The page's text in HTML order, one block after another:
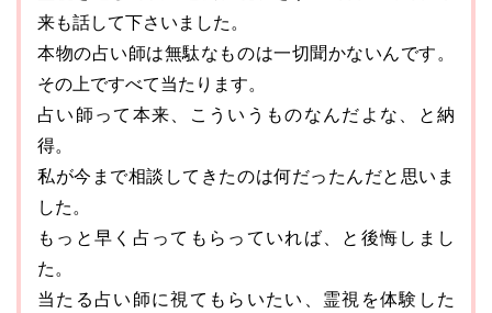
来も話して下さいました。
本物の占い師は無駄なものは一切聞かないんです。
その上ですべて当たります。
占い師って本来、こういうものなんだよな、と納
得。
私が今まで相談してきたのは何だったんだと思いま
した。
もっと早く占ってもらっていれば、と後悔しまし
た。
当たる占い師に視てもらいたい、霊視を体験した